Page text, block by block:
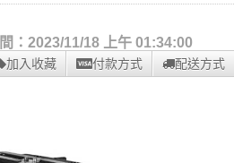
：2023/11/18 上午 01:34:00
加入收藏 付款方式 配送方式